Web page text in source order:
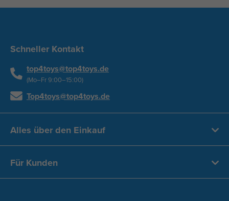
Schneller Kontakt
top4toys@top4toys.de
(Mo–Fr 9:00–15:00)
Top4toys@top4toys.de
Alles über den Einkauf
Für Kunden